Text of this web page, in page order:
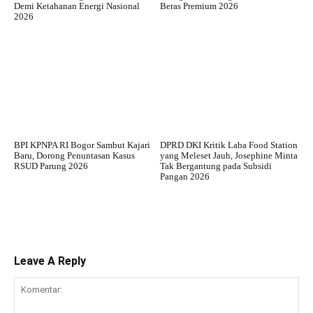
Demi Ketahanan Energi Nasional
2026
Beras Premium 2026
BPI KPNPA RI Bogor Sambut Kajari
Baru, Dorong Penuntasan Kasus
RSUD Parung 2026
DPRD DKI Kritik Laba Food Station
yang Meleset Jauh, Josephine Minta
Tak Bergantung pada Subsidi
Pangan 2026
Leave A Reply